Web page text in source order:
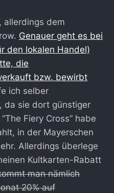
allerdings dem
Genauer geht es bei
den lokalen Handel)
die
bzw. bewirbt
ich selber
da sie dort günstiger
Fiery Cross” habe
in der Mayerschen
Allerdings überlege
Kultkarten-Rabatt
man nämlich
20% auf